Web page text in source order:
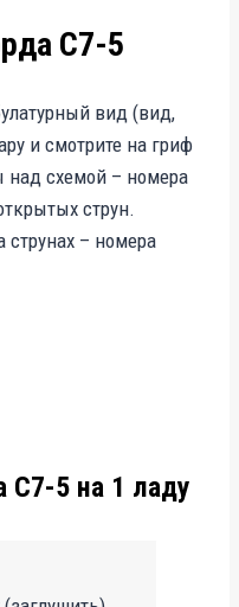
C7-5
вид (вид,
и смотрите на гриф
схемой – номера
струн.
– номера
C7-5 на 1 ладу